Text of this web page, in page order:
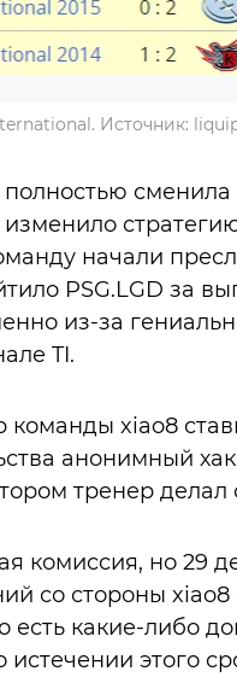
Источник:
начали
PSG.LGD за
из-за
TI.
xiao8
анонимный
тренер делал
комиссия, но 29
со стороны xiao8
какие-либо
этого